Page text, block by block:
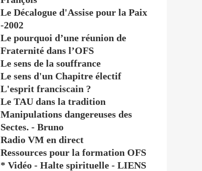
Le Décalogue d'Assise pour la Paix
-2002
Le pourquoi d’une réunion de
Fraternité dans l’OFS
Le sens de la souffrance
Le sens d'un Chapitre électif
L'esprit franciscain ?
Le TAU dans la tradition
Manipulations dangereuses des
Sectes. - Bruno
Radio VM en direct
Ressources pour la formation OFS
* Vidéo - Halte spirituelle - LIENS